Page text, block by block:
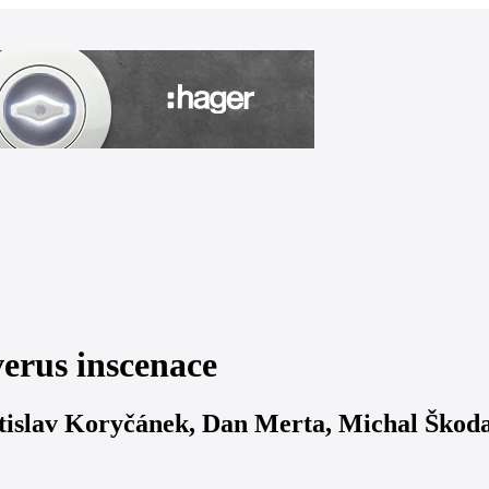
inscenace
Koryčánek, Dan Merta, Michal